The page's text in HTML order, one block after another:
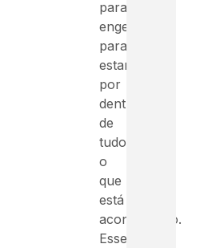
para
engenharia
para
estar
por
dentro
de
tudo
o
que
está
acontecendo.
Esses